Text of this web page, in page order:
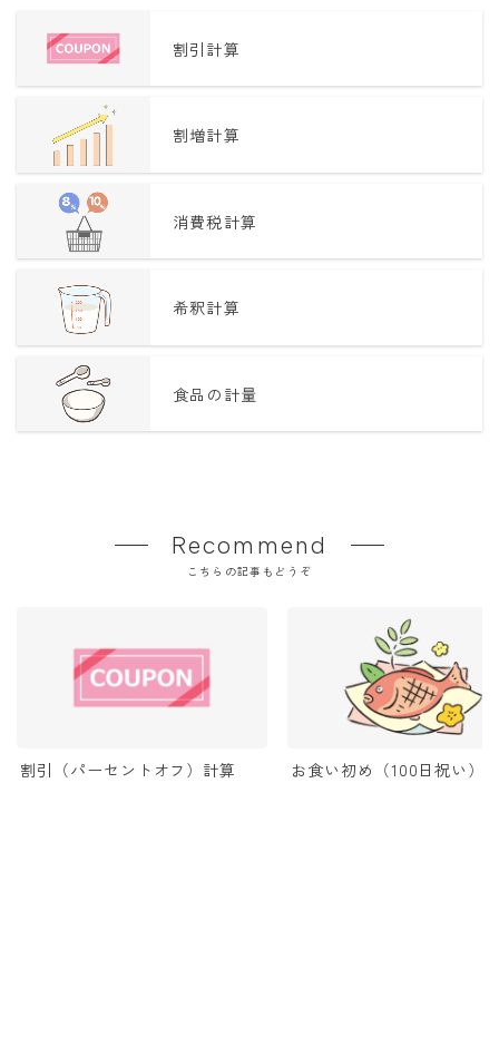
割引計算
割増計算
消費税計算
希釈計算
食品の計量
Recommend
こちらの記事もどうぞ
割引（パーセントオフ）計算 お食い初め（100日祝い）